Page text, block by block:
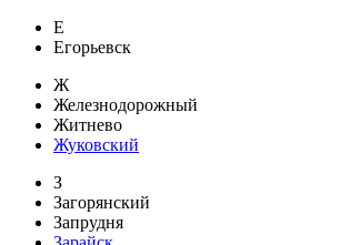
Е
Егорьевск
Ж
Железнодорожный
Житнево
Жуковский
З
Загорянский
Запрудня